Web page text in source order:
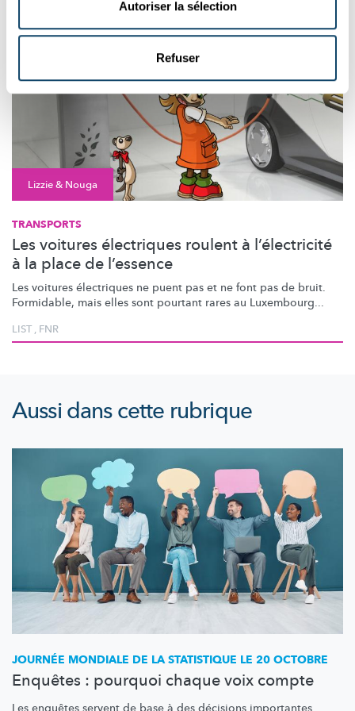
Autoriser la sélection
Refuser
Lizzie & Nouga
TRANSPORTS
Les voitures électriques roulent à l’électricité
à la place de l’essence
Les voitures électriques ne puent pas et ne font pas de bruit.
Formidable, mais elles sont pourtant rares au Luxembourg...
LIST, FNR
Aussi dans cette rubrique
JOURNÉE MONDIALE DE LA STATISTIQUE LE 20 OCTOBRE
Enquêtes : pourquoi chaque voix compte